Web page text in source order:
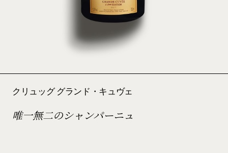
クリュッグ グランド・キュヴェ
唯一無二のシャンパーニュ